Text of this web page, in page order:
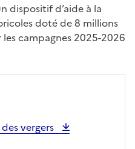
dispositif d’aide à la
doté de 8 millions
campagnes 2025-2026
vergers